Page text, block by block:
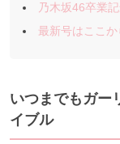
乃木坂46卒業
最新号はここ
いつまでもガー
イブル